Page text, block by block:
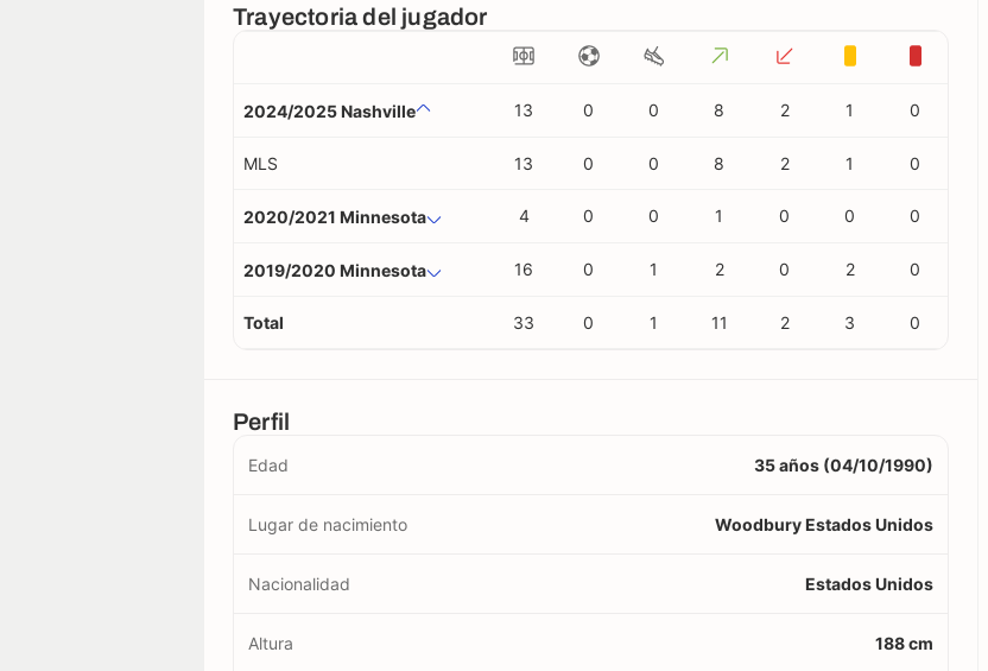
Trayectoria del jugador
2024/2025 Nashville 13 0 0 8 2 1 0
MLS 13 0 0 8 2 1 0
2020/2021 Minnesota 4 0 0 1 0 0 0
2019/2020 Minnesota 16 0 1 2 0 2 0
Total 33 0 1 11 2 3 0
Perfil
Edad 35 años (04/10/1990)
Lugar de nacimiento Woodbury Estados Unidos
Nacionalidad Estados Unidos
Altura 188 cm